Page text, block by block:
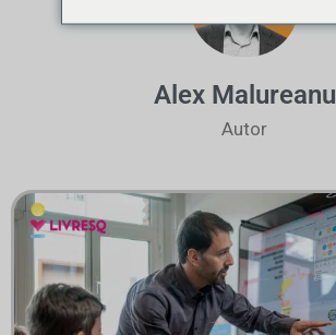
Alex Malureanu
Autor